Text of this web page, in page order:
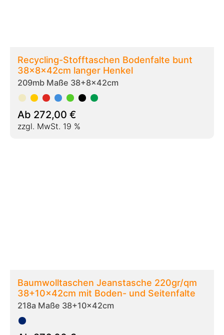
Baumwolltaschen Jeanstasche 220gr/qm
38+10x42cm mit Boden- und Seitenfalte
Ab276,00€
zzgl. MwSt. 19 %
Stoffsack - Baumwollsäckchen natur
38x42cm